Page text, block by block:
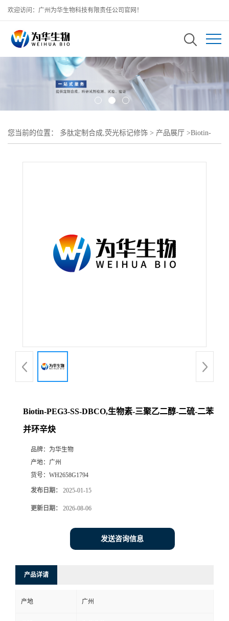
欢迎访问：广州为华生物科技有限责任公司官网！
您当前的位置： 多肽定制合成,荧光标记修饰 > 产品展厅 >Biotin-
Biotin-PEG3-SS-DBCO,生物素-三聚乙二醇-二硫-二苯
并环辛炔
品牌： 为华生物
产地： 广州
货号： WH2658G1794
发布日期： 2025-01-15
更新日期： 2026-08-06
发送咨询信息
产品详请
产地 广州